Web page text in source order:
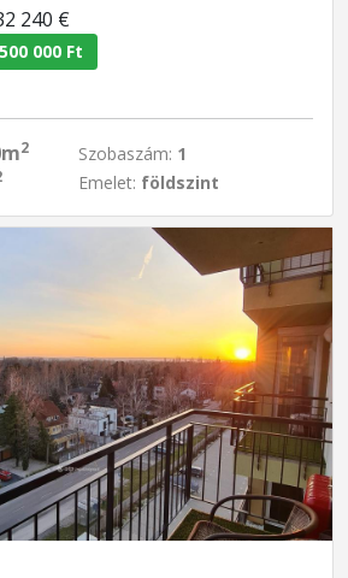
240 €
000 Ft
2 Szobaszám: 1
Emelet: földszint